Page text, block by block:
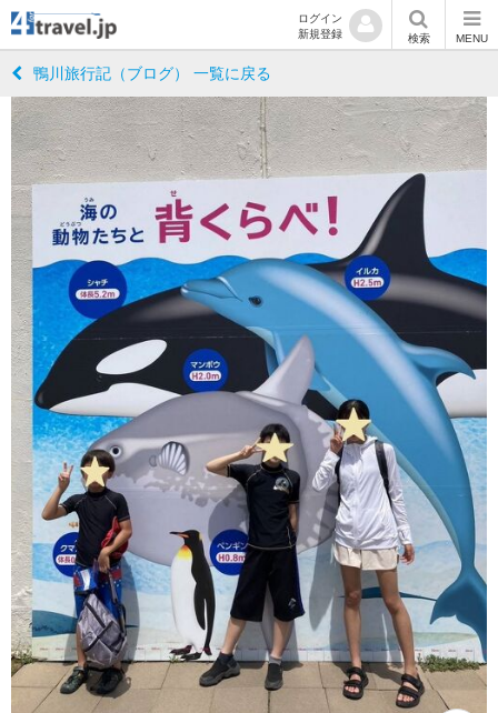
ログイン
新規登録
検索 MENU
鴨川旅行記（ブログ） 一覧に戻る